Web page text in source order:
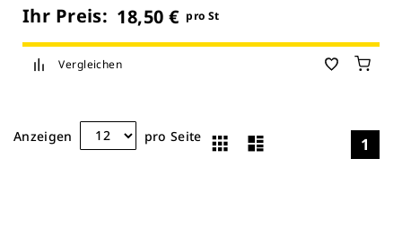
Ihr Preis: 18,50 € pro St
Vergleichen
Anzeigen pro Seite 1
Ansicht
Raster